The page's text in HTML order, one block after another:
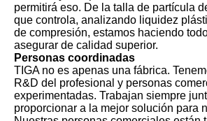
permitirá eso. De la talla de partícula
que controla, analizando liquidez
de compresión, estamos haciendo
asegurar de calidad superior.
Personas coordinadas
TIGA no es apenas una fábrica.
R&D del profesional y personas
experimentadas. Trabajan siempre
proporcionar a la mejor solución para